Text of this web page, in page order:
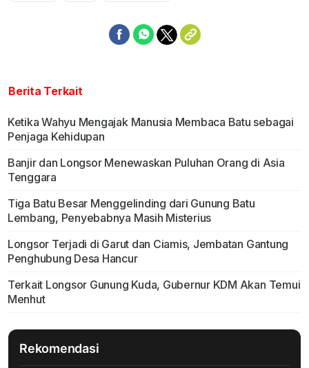
Berita Terkait
Ketika Wahyu Mengajak Manusia Membaca Batu sebagai
Penjaga Kehidupan
Banjir dan Longsor Menewaskan Puluhan Orang di Asia
Tenggara
Tiga Batu Besar Menggelinding dari Gunung Batu
Lembang, Penyebabnya Masih Misterius
Longsor Terjadi di Garut dan Ciamis, Jembatan Gantung
Penghubung Desa Hancur
Terkait Longsor Gunung Kuda, Gubernur KDM Akan Temui
Menhut
Rekomendasi